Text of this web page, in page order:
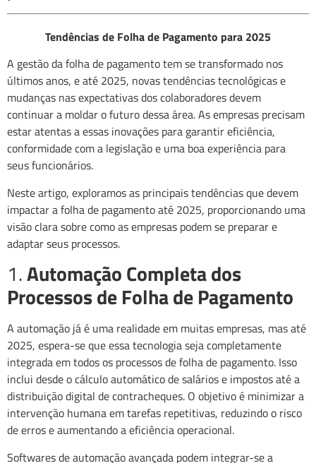
Tendências de Folha de Pagamento para 2025
A gestão da folha de pagamento tem se transformado nos
últimos anos, e até 2025, novas tendências tecnológicas e
mudanças nas expectativas dos colaboradores devem
continuar a moldar o futuro dessa área. As empresas precisam
estar atentas a essas inovações para garantir eficiência,
conformidade com a legislação e uma boa experiência para
seus funcionários.
Neste artigo, exploramos as principais tendências que devem
impactar a folha de pagamento até 2025, proporcionando uma
visão clara sobre como as empresas podem se preparar e
adaptar seus processos.
1.Automação Completa dos
Processos de Folha de Pagamento
A automação já é uma realidade em muitas empresas, mas até
2025, espera-se que essa tecnologia seja completamente
integrada em todos os processos de folha de pagamento. Isso
inclui desde o cálculo automático de salários e impostos até a
distribuição digital de contracheques. O objetivo é minimizar a
intervenção humana em tarefas repetitivas, reduzindo o risco
de erros e aumentando a eficiência operacional.
Softwares de automação avançada podem integrar-se a